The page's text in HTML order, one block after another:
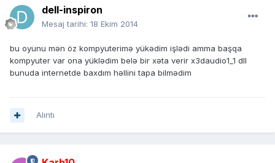
dell-inspiron
Mesaj tarihi: 18 Ekim 2014
bu oyunu mən öz kompyuterimə yükədim işlədi amma başqa
kompyuter var ona yüklədim belə bir xəta verir x3daudio1_1 dll
bunuda internetde baxdım həllini tapa bilmədim
Alıntı